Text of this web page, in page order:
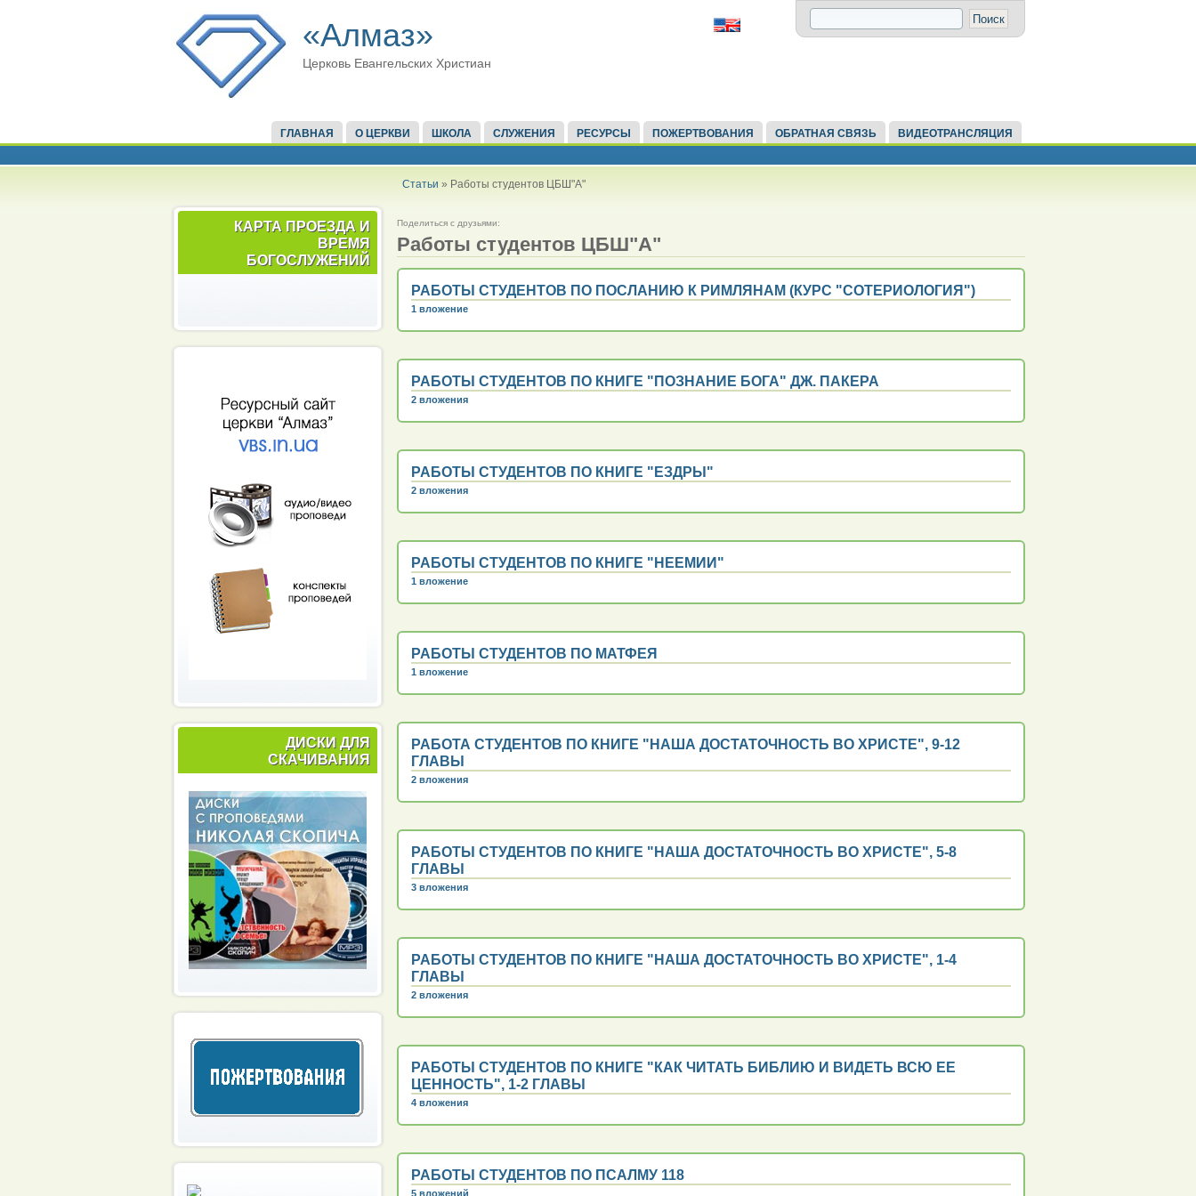
«Алмаз»
Церковь Евангельских Христиан
ГЛАВНАЯ О ЦЕРКВИ ШКОЛА СЛУЖЕНИЯ РЕСУРСЫ ПОЖЕРТВОВАНИЯ ОБРАТНАЯ СВЯЗЬ ВИДЕОТРАНСЛЯЦИЯ
Статьи » Работы студентов ЦБШ"А"
КАРТА ПРОЕЗДА И
ВРЕМЯ
БОГОСЛУЖЕНИЙ
ДИСКИ ДЛЯ
СКАЧИВАНИЯ
Поделиться с друзьями:
Работы студентов ЦБШ"А"
РАБОТЫ СТУДЕНТОВ ПО ПОСЛАНИЮ К РИМЛЯНАМ (КУРС "СОТЕРИОЛОГИЯ")
1 вложение
РАБОТЫ СТУДЕНТОВ ПО КНИГЕ "ПОЗНАНИЕ БОГА" ДЖ. ПАКЕРА
2 вложения
РАБОТЫ СТУДЕНТОВ ПО КНИГЕ "ЕЗДРЫ"
2 вложения
РАБОТЫ СТУДЕНТОВ ПО КНИГЕ "НЕЕМИИ"
1 вложение
РАБОТЫ СТУДЕНТОВ ПО МАТФЕЯ
1 вложение
РАБОТА СТУДЕНТОВ ПО КНИГЕ "НАША ДОСТАТОЧНОСТЬ ВО ХРИСТЕ", 9-12
ГЛАВЫ
2 вложения
РАБОТЫ СТУДЕНТОВ ПО КНИГЕ "НАША ДОСТАТОЧНОСТЬ ВО ХРИСТЕ", 5-8
ГЛАВЫ
3 вложения
РАБОТЫ СТУДЕНТОВ ПО КНИГЕ "НАША ДОСТАТОЧНОСТЬ ВО ХРИСТЕ", 1-4
ГЛАВЫ
2 вложения
РАБОТЫ СТУДЕНТОВ ПО КНИГЕ "КАК ЧИТАТЬ БИБЛИЮ И ВИДЕТЬ ВСЮ ЕЕ
ЦЕННОСТЬ", 1-2 ГЛАВЫ
4 вложения
РАБОТЫ СТУДЕНТОВ ПО ПСАЛМУ 118
5 вложений